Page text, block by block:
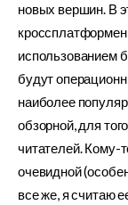
новых вершин. В
использованием
будут
наиболее
обзорной, для
читателей. Кому-
очевидной
все же, я считаю